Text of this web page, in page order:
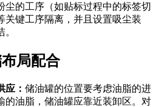
尘的工序（如贴标过程中的标签切
关键工序隔离，并且设置吸尘装
局配合
应： 储油罐的位置要考虑油脂的进
的油脂，储油罐应靠近装卸区。对